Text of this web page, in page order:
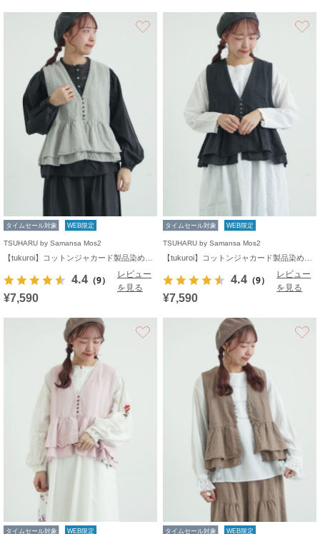
タイムセール対象 WEB限定
TSUHARU by Samansa Mos2
4.4 （9）
レビュー
を見る
¥7,590
タイムセール対象 WEB限定
TSUHARU by Samansa Mos2
4.4 （9）
レビュー
を見る
¥7,590
タイムセール対象 WEB限定 タイムセール対象 WEB限定